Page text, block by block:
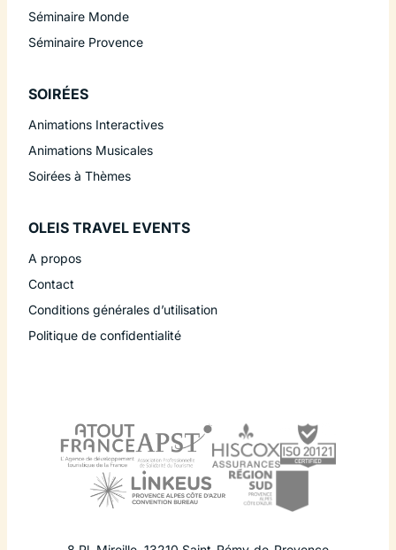
Séminaire Monde
Séminaire Provence
SOIRÉES
Animations Interactives
Animations Musicales
Soirées à Thèmes
OLEIS TRAVEL EVENTS
A propos
Contact
Conditions générales d’utilisation
Politique de confidentialité